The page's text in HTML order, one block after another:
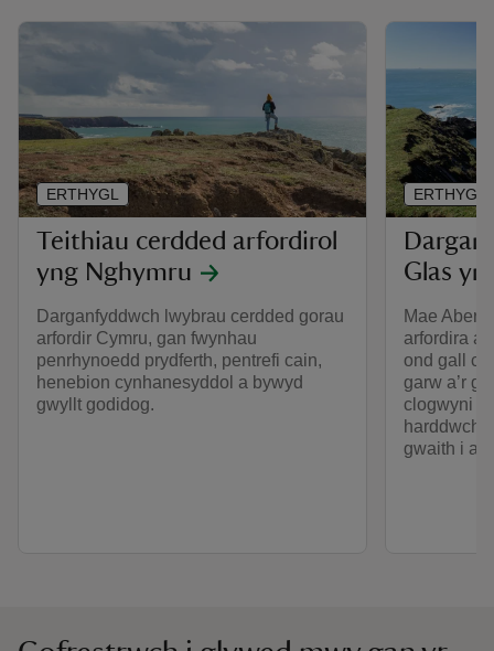
Teithiau cerdded arfordirol
yng Nghymru
Darganfyddwch lwybrau cerdded gorau
arfordir Cymru, gan fwynhau
penrhynoedd prydferth, pentrefi cain,
henebion cynhanesyddol a bywyd
gwyllt godidog.
ERTHYGL
Glas
Mae
arfordira a
ond gall
garw a’r
clogwyni
harddwch
gwaith i
ERTHYGL